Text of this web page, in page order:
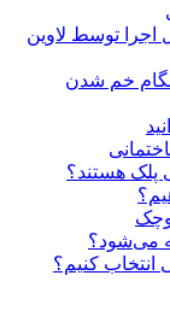
توسط لاوین
خم شدن
پلک هستند؟
می‌شود؟
انتخاب کنیم؟